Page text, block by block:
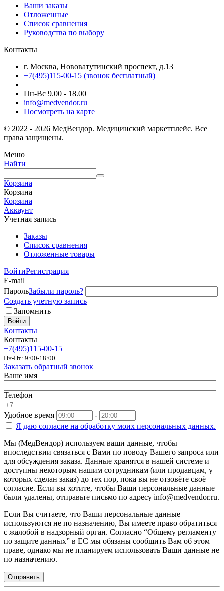
Ваши заказы
Отложенные
Список сравнения
Руководства по выбору
Контакты
г. Москва, Нововатутинский проспект, д.13
+7(495)115-00-15 (звонок бесплатный)
Пн-Вс 9.00 - 18.00
info@medvendor.ru
Посмотреть на карте
© 2022 - 2026 МедВендор. Медицинский маркетплейс. Все
права защищены.
Меню
Найти
Корзина
Корзина
Корзина
Аккаунт
Учетная запись
Заказы
Список сравнения
Отложенные товары
ВойтиРегистрация
E-mail
ПарольЗабыли пароль?
Создать учетную запись
Запомнить
Войти
Контакты
Контакты
+7(495)115-00-15
Пн-Пт: 9:00-18:00
Заказать обратный звонок
Ваше имя
Телефон
Удобное время
-
Я даю согласие на обработку моих персональных данных.
Мы (МедВендор) используем ваши данные, чтобы
впоследствии связаться с Вами по поводу Вашего запроса или
для обсуждения заказа. Данные хранятся в нашей системе и
доступны некоторым нашим сотрудникам (или продавцам, у
которых сделан заказ) до тех пор, пока вы не отзовёте своё
согласие. Если вы хотите, чтобы Ваши персональные данные
были удалены, отправьте письмо по адресу info@medvendor.ru.
Если Вы считаете, что Ваши персональные данные
используются не по назначению, Вы имеете право обратиться
с жалобой в надзорный орган. Согласно “Общему регламенту
по защите данных” в ЕС мы обязаны сообщить Вам об этом
праве, однако мы не планируем использовать Ваши данные не
по назначению.
Отправить